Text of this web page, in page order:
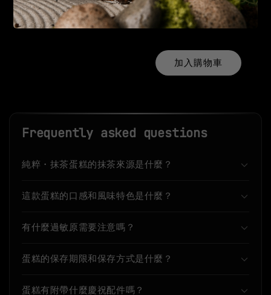
NT$ 99
NT$ 199
- +
加入購物車
Frequently asked questions
純粹・抹茶蛋糕的抹茶來源是什麼？
這款蛋糕的口感和風味特色是什麼？
有什麼過敏原需要注意嗎？
蛋糕的保存期限和保存方式是什麼？
蛋糕有附帶什麼慶祝配件嗎？